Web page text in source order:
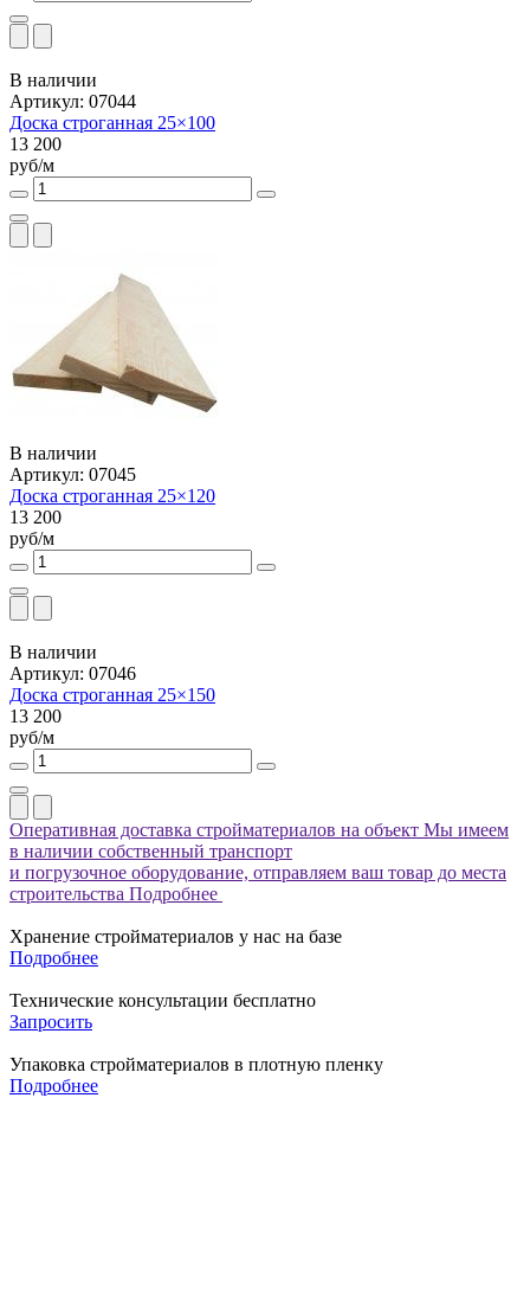
В наличии
Артикул: 07044
Доска строганная 25×100
13 200
руб/м
В наличии
Артикул: 07045
Доска строганная 25×120
13 200
руб/м
В наличии
Артикул: 07046
Доска строганная 25×150
13 200
руб/м
Оперативная доставка стройматериалов на объект Мы имеем
в наличии собственный транспорт
и погрузочное оборудование, отправляем ваш товар до места
строительства Подробнее
Хранение стройматериалов у нас на базе
Подробнее
Технические консультации бесплатно
Запросить
Упаковка стройматериалов в плотную пленку
Подробнее